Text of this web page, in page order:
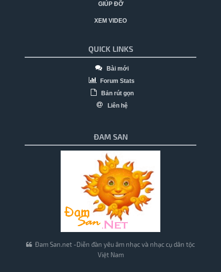
GIÚP ĐỠ
XEM VIDEO
QUICK LINKS
Bài mới
Forum Stats
Bản rút gọn
Liên hệ
ĐAM SAN
Đam San.net -Diễn đàn yêu âm nhạc và nhạc cụ dân tộc
Việt Nam